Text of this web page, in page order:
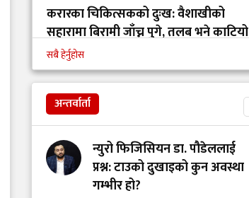
पलाँता अस्पतालमा
दुर्व्यवहार र तोडफोडमा
मानसिक सामाजिक
अध्यात्मिक स्वास्थ्य
आजको आवश्यकता
करारका चिकित्सकको दुःख: वैशाखीको
सहारामा बिरामी जाँच्न पुगे, तलब भने काटियो
कान्ति अस्पतालको निर्देशकमा डा. रामहरी
चापागाईं
सबै हेर्नुहोस
अन्तर्वार्ता
न्युरो फिजिसियन डा. पौडेललाई
प्रश्न: टाउको दुखाइको कुन अवस्था
गम्भीर हो?